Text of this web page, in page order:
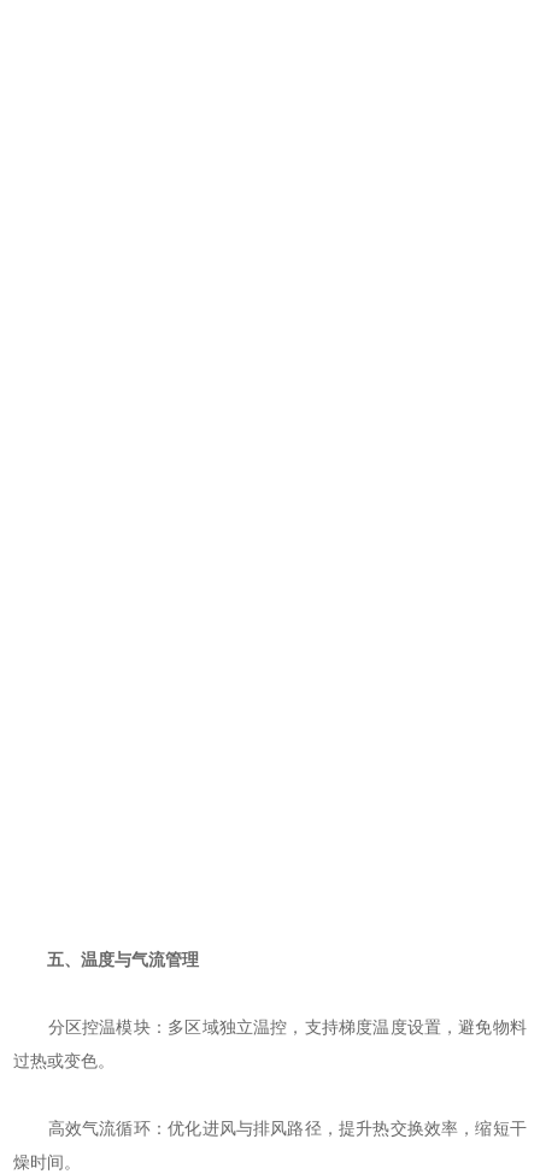
五、温度与气流管理
‌分区控温模块‌：多区域独立温控，支持梯度温度设置，避免物料
过热或变色。
‌高效气流循环‌：优化进风与排风路径，提升热交换效率，缩短干
燥时间。